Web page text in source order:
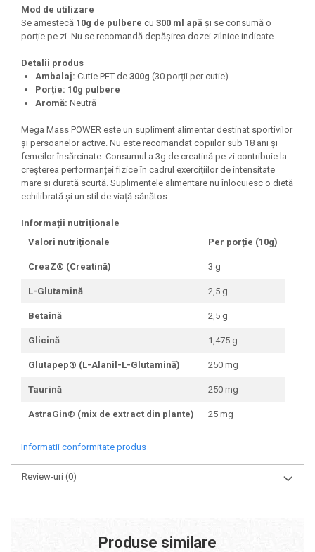
Mod de utilizare
Se amestecă 10g de pulbere cu 300 ml apă și se consumă o
porție pe zi. Nu se recomandă depășirea dozei zilnice indicate.
Detalii produs
Ambalaj: Cutie PET de 300g (30 porții per cutie)
Porție: 10g pulbere
Aromă: Neutră
Mega Mass POWER este un supliment alimentar destinat sportivilor
și persoanelor active. Nu este recomandat copiilor sub 18 ani și
femeilor însărcinate. Consumul a 3g de creatină pe zi contribuie la
creșterea performanței fizice în cadrul exercițiilor de intensitate
mare și durată scurtă. Suplimentele alimentare nu înlocuiesc o dietă
echilibrată și un stil de viață sănătos.
Informații nutriționale
Valori nutriționale
Per porție (10g)
CreaZ® (Creatină) 3 g
L-Glutamină 2,5 g
Betaină 2,5 g
Glicină 1,475 g
Glutapep® (L-Alanil-L-Glutamină) 250 mg
Taurină 250 mg
AstraGin® (mix de extract din plante) 25 mg
Informatii conformitate produs
Review-uri (0)
Produse similare